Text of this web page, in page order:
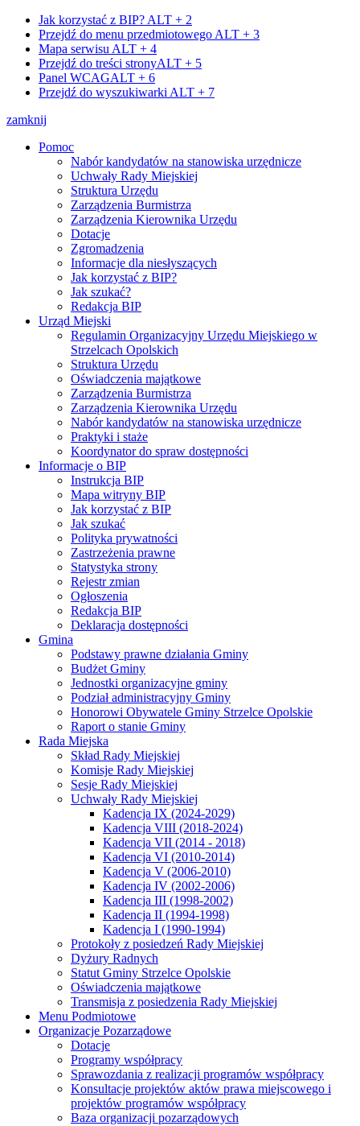
Jak korzystać z BIP? ALT + 2
Przejdź do menu przedmiotowego ALT + 3
Mapa serwisu ALT + 4
Przejdź do treści stronyALT + 5
Panel WCAGALT + 6
Przejdź do wyszukiwarki ALT + 7
zamknij
Pomoc
Nabór kandydatów na stanowiska urzędnicze
Uchwały Rady Miejskiej
Struktura Urzędu
Zarządzenia Burmistrza
Zarządzenia Kierownika Urzędu
Dotacje
Zgromadzenia
Informacje dla niesłyszących
Jak korzystać z BIP?
Jak szukać?
Redakcja BIP
Urząd Miejski
Regulamin Organizacyjny Urzędu Miejskiego w
Strzelcach Opolskich
Struktura Urzędu
Oświadczenia majątkowe
Zarządzenia Burmistrza
Zarządzenia Kierownika Urzędu
Nabór kandydatów na stanowiska urzędnicze
Praktyki i staże
Koordynator do spraw dostępności
Informacje o BIP
Instrukcja BIP
Mapa witryny BIP
Jak korzystać z BIP
Jak szukać
Polityka prywatności
Zastrzeżenia prawne
Statystyka strony
Rejestr zmian
Ogłoszenia
Redakcja BIP
Deklaracja dostępności
Gmina
Podstawy prawne działania Gminy
Budżet Gminy
Jednostki organizacyjne gminy
Podział administracyjny Gminy
Honorowi Obywatele Gminy Strzelce Opolskie
Raport o stanie Gminy
Rada Miejska
Skład Rady Miejskiej
Komisje Rady Miejskiej
Sesje Rady Miejskiej
Uchwały Rady Miejskiej
Kadencja IX (2024-2029)
Kadencja VIII (2018-2024)
Kadencja VII (2014 - 2018)
Kadencja VI (2010-2014)
Kadencja V (2006-2010)
Kadencja IV (2002-2006)
Kadencja III (1998-2002)
Kadencja II (1994-1998)
Kadencja I (1990-1994)
Protokoły z posiedzeń Rady Miejskiej
Dyżury Radnych
Statut Gminy Strzelce Opolskie
Oświadczenia majątkowe
Transmisja z posiedzenia Rady Miejskiej
Menu Podmiotowe
Organizacje Pozarządowe
Dotacje
Programy współpracy
Sprawozdania z realizacji programów współpracy
Konsultacje projektów aktów prawa miejscowego i
projektów programów współpracy
Baza organizacji pozarządowych